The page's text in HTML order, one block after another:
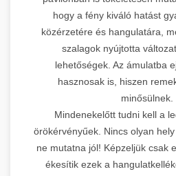
hogy a fény kiváló hatást
közérzetére és hangulatára,
szalagok nyújtotta
lehetőségek. Az ámulatba
hasznosak is, hiszen
Mindenekelőtt tudni kell a
örökérvényűek. Nincs olyan
ne mutatna jól! Képzeljük csak
ékesítik ezek a